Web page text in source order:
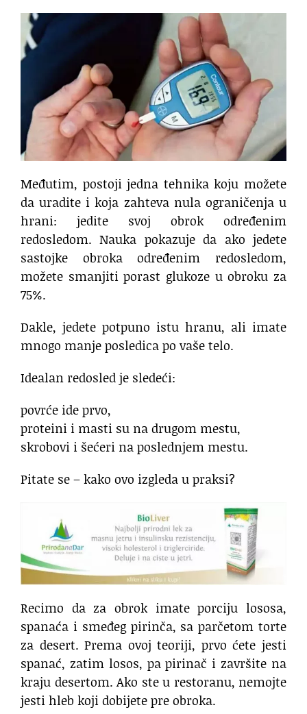
Međutim, postoji jedna tehnika koju možete
da uradite i koja zahteva nula ograničenja u
hrani: jedite svoj obrok određenim
redosledom. Nauka pokazuje da ako jedete
sastojke obroka određenim redosledom,
možete smanjiti porast glukoze u obroku za
75%.
Dakle, jedete potpuno istu hranu, ali imate
mnogo manje posledica po vaše telo.
Idealan redosled je sledeći:
povrće ide prvo,
proteini i masti su na drugom mestu,
skrobovi i šećeri na poslednjem mestu.
Pitate se – kako ovo izgleda u praksi?
Recimo da za obrok imate porciju lososa,
spanaća i smeđeg pirinča, sa parčetom torte
za desert. Prema ovoj teoriji, prvo ćete jesti
spanać, zatim losos, pa pirinač i završite na
kraju desertom. Ako ste u restoranu, nemojte
jesti hleb koji dobijete pre obroka.